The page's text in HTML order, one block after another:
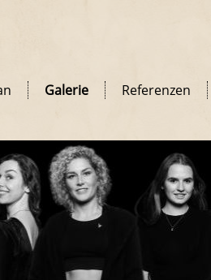
Galerie Referenzen